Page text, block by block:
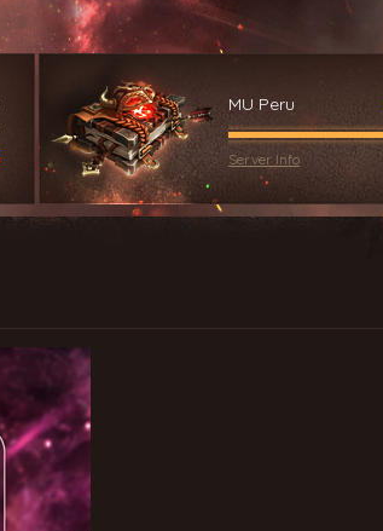
MU Peru
Server Info